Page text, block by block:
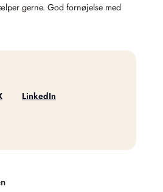
gerne. God fornøjelse med
LinkedIn